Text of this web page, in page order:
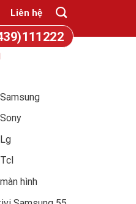
Liên hệ
hình